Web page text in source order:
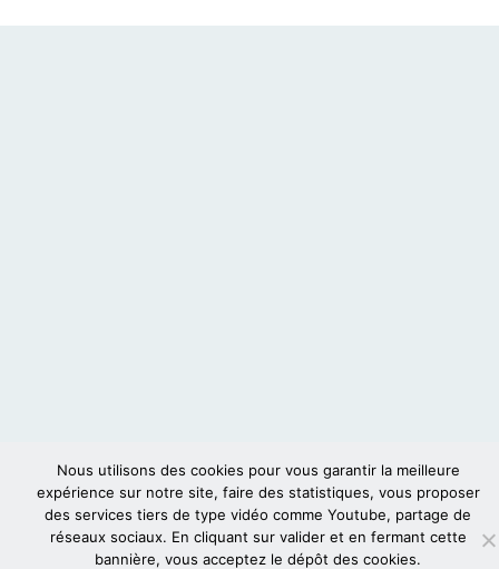
Nous utilisons des cookies pour vous garantir la meilleure
expérience sur notre site, faire des statistiques, vous proposer
des services tiers de type vidéo comme Youtube, partage de
réseaux sociaux. En cliquant sur valider et en fermant cette
bannière, vous acceptez le dépôt des cookies.